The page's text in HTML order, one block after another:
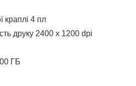
краплі 4 пл
друку 2400 x 1200 dpi
ГБ